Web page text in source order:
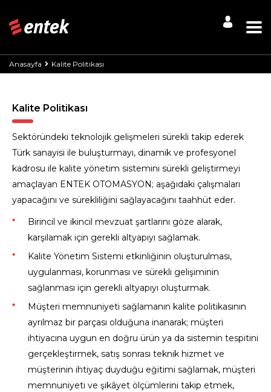
Anasayfa Kalite Politikası
Kalite Politikası
Sektöründeki teknolojik gelişmeleri sürekli takip ederek
Türk sanayisi ile buluşturmayı, dinamik ve profesyonel
kadrosu ile kalite yönetim sistemini sürekli geliştirmeyi
amaçlayan ENTEK OTOMASYON; aşağıdaki çalışmaları
yapacağını ve sürekliliğini sağlayacağını taahhüt eder.
Birincil ve ikincil mevzuat şartlarını göze alarak,
karşılamak için gerekli altyapıyı sağlamak.
Kalite Yönetim Sistemi etkinliğinin oluşturulması,
uygulanması, korunması ve sürekli gelişiminin
sağlanması için gerekli altyapıyı oluşturmak.
Müşteri memnuniyeti sağlamanın kalite politikasının
ayrılmaz bir parçası olduğuna inanarak; müşteri
ihtiyacına uygun en doğru ürün ya da sistemin tespitini
gerçekleştirmek, satış sonrası teknik hizmet ve
müşterinin ihtiyaç duyduğu eğitimi sağlamak, müşteri
memnuniyeti ve şikâyet ölçümlerini takip etmek,